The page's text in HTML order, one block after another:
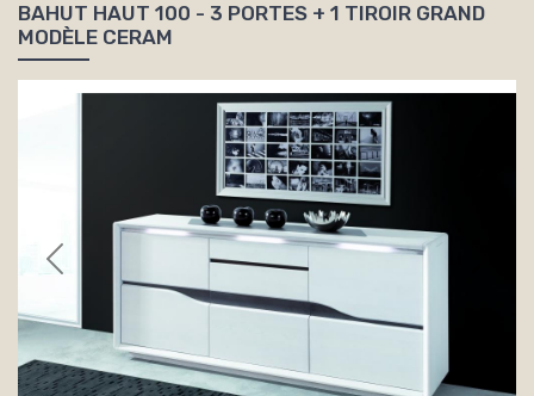
BAHUT HAUT 100 - 3 PORTES + 1 TIROIR GRAND
MODÈLE CERAM